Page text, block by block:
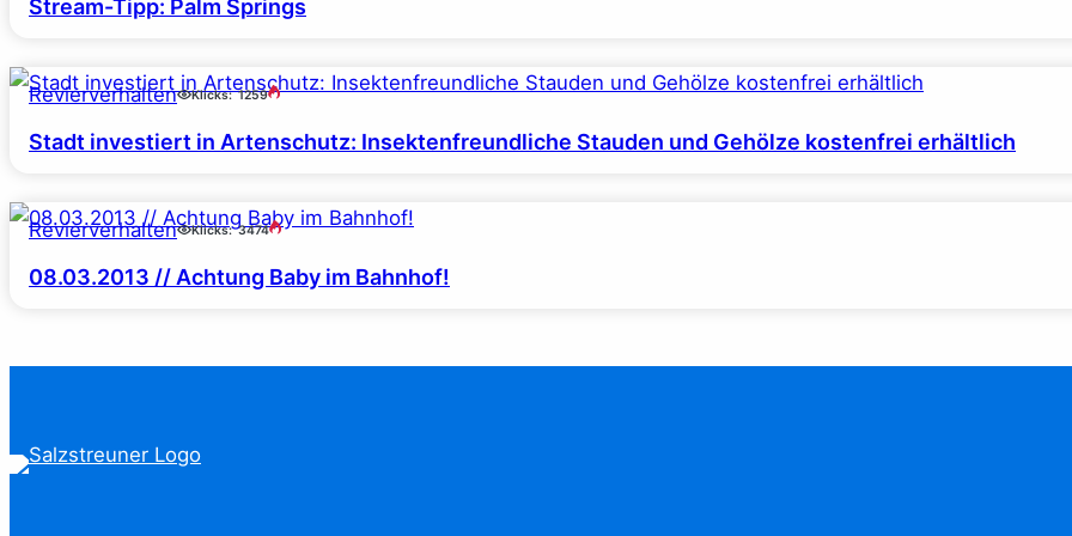
Stream-Tipp: Palm Springs
Revierverhalten Klicks: 1259
Stadt investiert in Artenschutz: Insektenfreundliche Stauden und Gehölze kostenfrei erhältlich
Revierverhalten Klicks: 3474
08.03.2013 // Achtung Baby im Bahnhof!